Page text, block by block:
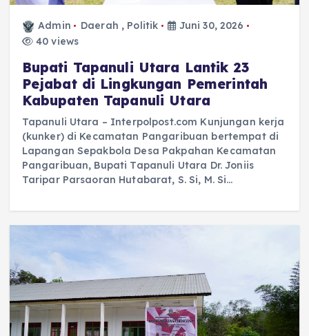
Admin Daerah , Politik
Juni 30, 2026
40 views
Bupati Tapanuli Utara Lantik 23
Pejabat di Lingkungan Pemerintah
Kabupaten Tapanuli Utara
Tapanuli Utara – Interpolpost.com Kunjungan kerja
(kunker) di Kecamatan Pangaribuan bertempat di
Lapangan Sepakbola Desa Pakpahan Kecamatan
Pangaribuan, Bupati Tapanuli Utara Dr. Joniis
Taripar Parsaoran Hutabarat, S. Si, M. Si…